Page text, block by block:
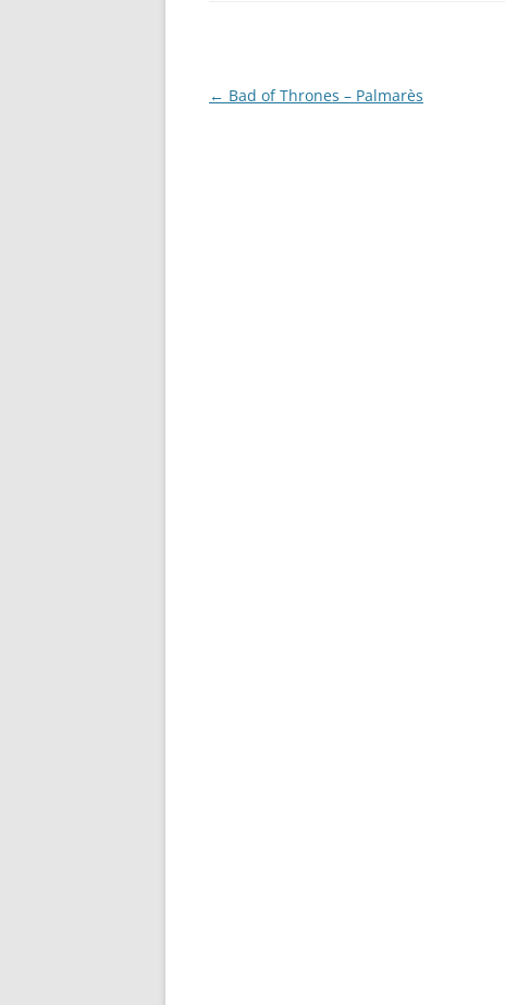
Navigation
← Bad of Thrones – Palmarès